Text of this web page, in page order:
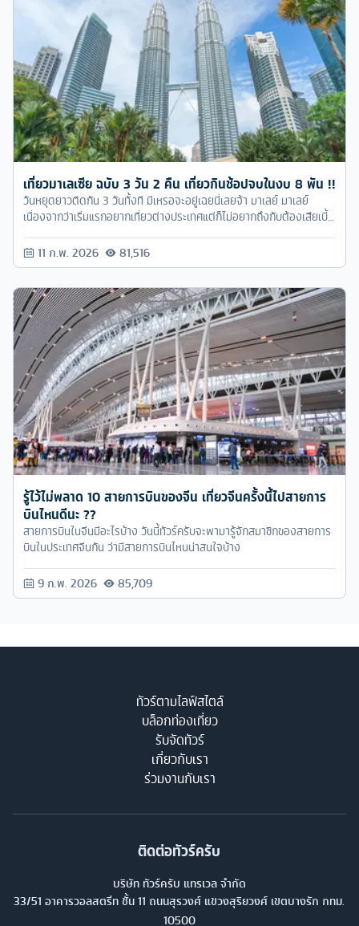
เที่ยวมาเลเซีย ฉบับ 3 วัน 2 คืน เที่ยวกินช้อปจบในงบ 8 พัน !!
วันหยุดยาวติดกัน 3 วันทั้งที มีเหรอจะอยู่เฉยนี่เลยจ้า มาเลย์ มาเลย์
เนื่องจากว่าเริ่มแรกอยากเที่ยวต่างประเทศแต่ก็ไม่อยากถึงกับต้องเสียเบี้ย
ต่างๆ ก็เลยเลือกมา เที่ยวมาเลเซีย 3 วัน 2 คืน เที่ยวกินช้อปจบในงบ 8
พัน คิดเอาไว้ว่ากลับไปฉันจะต้องไม่เป็นหนี้ชดใช้กรรมนั่งทำงานหัวฟู จะ
11 ก.พ. 2026 81,516
รู้ไว้ไม่พลาด 10 สายการบินของจีน เที่ยวจีนครั้งนี้ไปสายการ
บินไหนดีนะ ??
สายการบินในจีนมีอะไรบ้าง วันนี้ทัวร์ครับจะพามารู้จักสมาชิกของสายการ
บินในประเทศจีนกัน ว่ามีสายการบินไหนน่าสนใจบ้าง
9 ก.พ. 2026 85,709
ทัวร์ตามไลฟ์สไตล์
บล็อกท่องเที่ยว
รับจัดทัวร์
เกี่ยวกับเรา
ร่วมงานกับเรา
ติดต่อทัวร์ครับ
บริษัท ทัวร์ครับ แทรเวล จำกัด
33/51 อาคารวอลสตรีท ชั้น 11 ถนนสุรวงศ์ แขวงสุริยวงศ์ เขตบางรัก กทม.
10500